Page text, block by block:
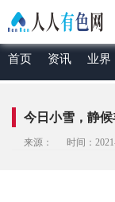
首页 资讯 业界
今日小雪，静
来源： 时间：2021-